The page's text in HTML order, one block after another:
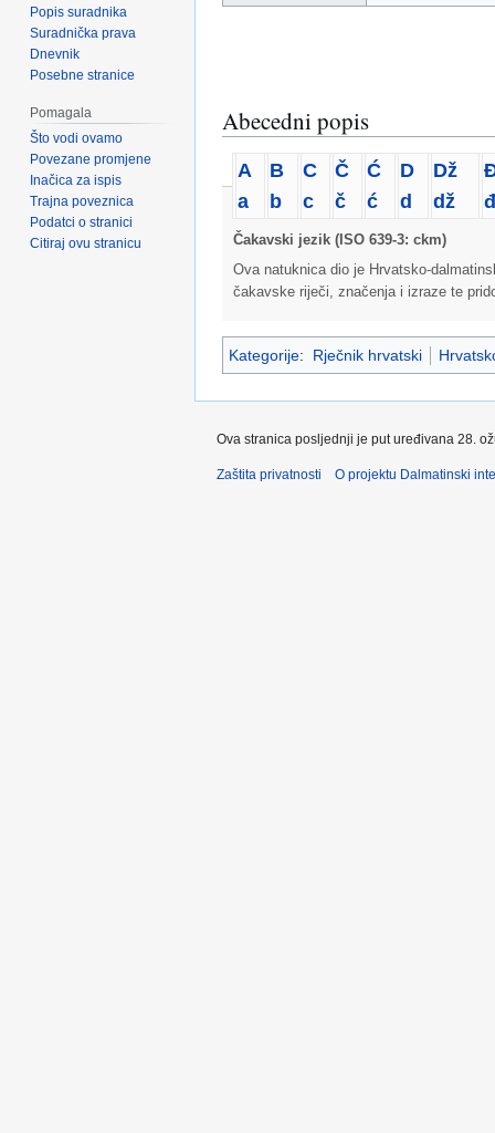
Abecedni popis
A
a
B
b
C
c
Č
č
Ć
ć
D
d
Dž
dž
đ
Čakavski jezik (ISO 639-3: ckm)
Ova natuknica dio je Hrvatsko-
čakavske riječi, značenja i izraze te
Kategorije: Rječnik hrvatski
Popis suradnika
Suradnička prava
Dnevnik
Posebne stranice
Pomagala
Što vodi ovamo
Povezane promjene
Inačica za ispis
Trajna poveznica
Podatci o stranici
Citiraj ovu stranicu
Ova stranica posljednji je put uređivana 28.
Zaštita privatnosti O projektu Dalmatinski